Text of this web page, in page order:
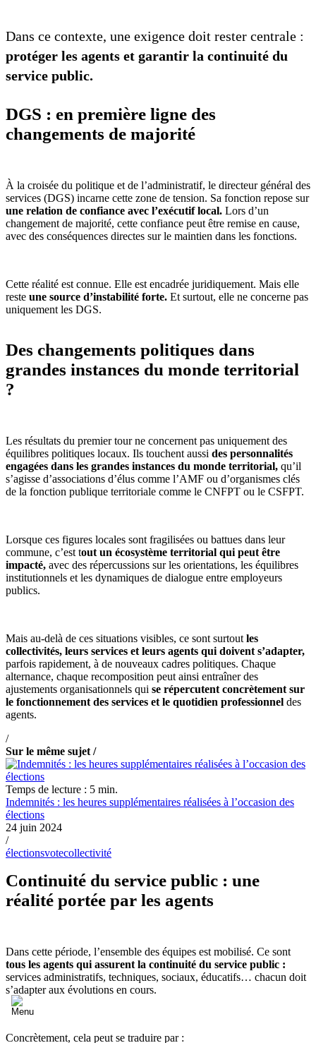
Dans ce contexte, une exigence doit rester centrale :
protéger les agents et garantir la continuité du
service public.
DGS : en première ligne des
changements de majorité
À la croisée du politique et de l’administratif, le directeur général des
services (DGS) incarne cette zone de tension. Sa fonction repose sur
une relation de confiance avec l’exécutif local. Lors d’un
changement de majorité, cette confiance peut être remise en cause,
avec des conséquences directes sur le maintien dans les fonctions.
Cette réalité est connue. Elle est encadrée juridiquement. Mais elle
reste une source d’instabilité forte. Et surtout, elle ne concerne pas
uniquement les DGS.
Des changements politiques dans
grandes instances du monde territorial
?
Les résultats du premier tour ne concernent pas uniquement des
équilibres politiques locaux. Ils touchent aussi des personnalités
engagées dans les grandes instances du monde territorial, qu’il
s’agisse d’associations d’élus comme l’AMF ou d’organismes clés
de la fonction publique territoriale comme le CNFPT ou le CSFPT.
Lorsque ces figures locales sont fragilisées ou battues dans leur
commune, c’est tout un écosystème territorial qui peut être
impacté, avec des répercussions sur les orientations, les équilibres
institutionnels et les dynamiques de dialogue entre employeurs
publics.
Mais au-delà de ces situations visibles, ce sont surtout les
collectivités, leurs services et leurs agents qui doivent s’adapter,
parfois rapidement, à de nouveaux cadres politiques. Chaque
alternance, chaque recomposition peut ainsi entraîner des
ajustements organisationnels qui se répercutent concrètement sur
le fonctionnement des services et le quotidien professionnel des
agents.
/
Sur le même sujet /
Temps de lecture : 5 min.
Indemnités : les heures supplémentaires réalisées à l’occasion des
élections
24 juin 2024
/
électionsvotecollectivité
Continuité du service public : une
réalité portée par les agents
Dans cette période, l’ensemble des équipes est mobilisé. Ce sont
tous les agents qui assurent la continuité du service public :
services administratifs, techniques, sociaux, éducatifs… chacun doit
s’adapter aux évolutions en cours.
Concrètement, cela peut se traduire par :